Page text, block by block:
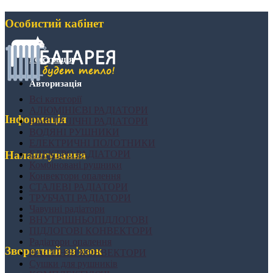
Особистий кабінет
Реєстрація
Авторизація
Інформація
Налаштування
Зворотний зв'язок
БІМЕТАЛІЧНІ РАДІАТОРИ
ЕЛЕКТРО РАДІАТОРИ
Комбіновані рушники
НАСТІННІ КОНВЕКТОРИ